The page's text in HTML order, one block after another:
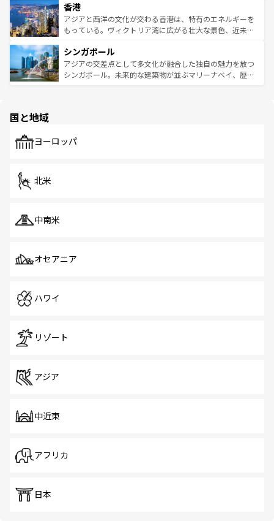
とつ。フォーやバインミー、ベトナムコーヒーなどは、ぜ
ひ現地で味わいたい。どの地域を訪れてもあたたかい人々
が旅行者を迎えてくれるので、きっと忘れられない旅にな
参照してほしい。
の活気が交差している。北部ではチェンマイなどの山岳地
帯で自然と触れ合い、南部ではプーケットやクラビの美し
いビーチでリゾート気分を楽しむことができる。タイ料理
激する。気候は一年中温暖で、どの季節にも異なる楽しみ
が待っている。親しみやすいタイの人々、仏教を中心とし
た文化、そして多様な観光資源が、訪れる旅人を魅了し続
香港
アジアと西洋の文化が交わる香港は、特有のエネルギーを
もっている。ヴィクトリア湾に広がる壮大な景色、近未来
み、どこを訪れても感動するはず。観光スポットが密集し
ており、効率よく見どころを回れるのも魅力。息をのむよ
うな絶景から文化的な体験まで、香港を存分に楽しみ尽く
シンガポール
アジアの交差点として多文化が融合した独自の魅力を放つ
シンガポール。未来的な建築物が並ぶマリーナベイ、歴史
で、ホーカーズは地元の風情を楽しめる外せないスポット
国と地域
ヨーロッパ
北米
中南米
オセアニア
ハワイ
リゾート
アジア
中近東
アフリカ
日本